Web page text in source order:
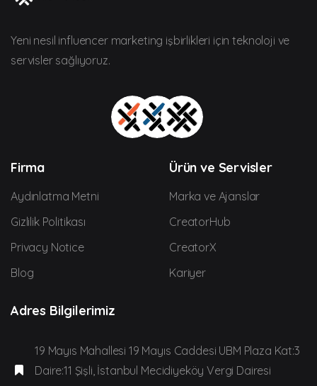
Yeni nesil influencer marketing işbirlikleri için teknoloji ve
servisler sağlıyoruz.
Firma
Aydınlatma Metni
Gizlilik Politikası
Privacy Notice
Blog
Ürün ve Servisler
Marka ve Ajanslar
CreatorHub
CreatorX
Kariyer
Adres Bilgilerimiz
19 Mayıs Mahallesi 19 Mayıs Caddesi UBM Plaza Kat:3
Daire:11 Şişli, İstanbul Mecidiyeköy Vergi Dairesi